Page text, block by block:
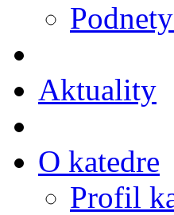
Aktuality
O katedre
Profil